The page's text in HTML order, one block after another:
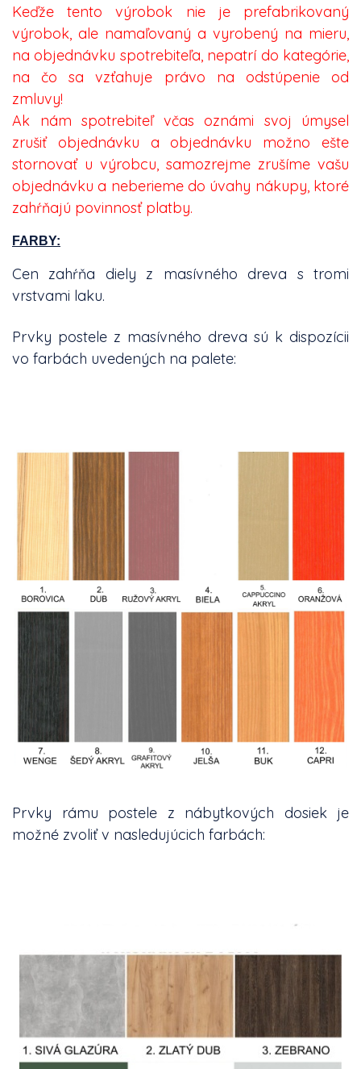
Keďže tento výrobok nie je prefabrikovaný
výrobok, ale namaľovaný a vyrobený na mieru,
na objednávku spotrebiteľa, nepatrí do kategórie,
na čo sa vzťahuje právo na odstúpenie od
zmluvy!
Ak nám spotrebiteľ včas oznámi svoj úmysel
zrušiť objednávku a objednávku možno ešte
stornovať u výrobcu, samozrejme zrušíme vašu
objednávku a neberieme do úvahy nákupy, ktoré
zahŕňajú povinnosť platby.
FARBY:
Cen zahŕňa diely z masívného dreva s tromi
vrstvami laku.
Prvky postele z masívného dreva sú k dispozícii
vo farbách uvedených na palete:
Prvky rámu postele z nábytkových dosiek je
možné zvoliť v nasledujúcich farbách: